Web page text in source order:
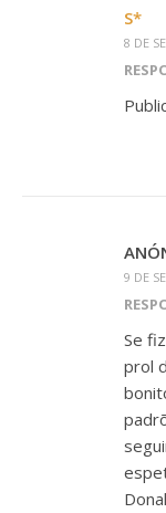
S*
8 DE
9 DE
Se
prol